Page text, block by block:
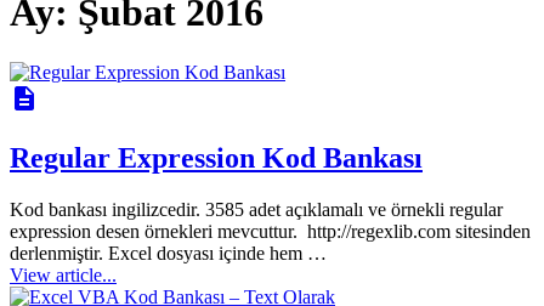
Ay: Şubat 2016
description
Regular Expression Kod Bankası
Kod bankası ingilizcedir. 3585 adet açıklamalı ve örnekli regular
expression desen örnekleri mevcuttur. http://regexlib.com sitesinden
derlenmiştir. Excel dosyası içinde hem …
View article...